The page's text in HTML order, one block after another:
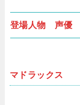
登場人物 声優
マドラックス